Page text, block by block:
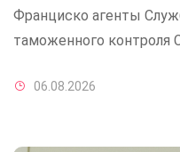
Франциско агенты
таможенного контроля
06.08.2026